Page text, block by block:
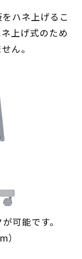
ハネ上げるこ
上げ式のため
ん。
可能です。
）